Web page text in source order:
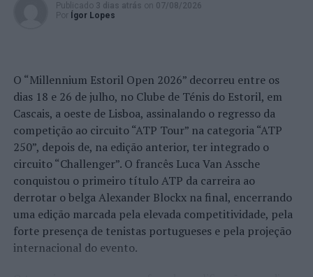
evidências de que o ambiente digital provoque mudanças
resposta às experiências.
“O principal desafio é preservar a capacidade de reflexão
profunda em um contexto marcado pela abundância de
informações e pela rápida evolução tecnológica. O
potencial cognitivo humano permanece, mas o seu
desenvolvimento depende de como o cérebro é
exercitado no cotidiano”, finalizou Fabiano de Abreu
Agrela Rodrigues.
Ígor Lopes
Publicado 3 dias atrás on 07/08/2026
Por
Ígor Lopes
O “Millennium Estoril Open 2026” decorreu entre os
dias 18 e 26 de julho, no Clube de Ténis do Estoril, em
Cascais, a oeste de Lisboa, assinalando o regresso da
competição ao circuito “ATP Tour” na categoria “ATP
250”, depois de, na edição anterior, ter integrado o
circuito “Challenger”. O francês Luca Van Assche
conquistou o primeiro título ATP da carreira ao
derrotar o belga Alexander Blockx na final, encerrando
uma edição marcada pela elevada competitividade, pela
forte presença de tenistas portugueses e pela projeção
internacional do evento.